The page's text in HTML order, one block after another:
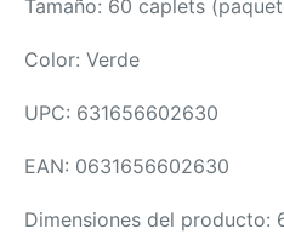
Tamaño: 60 caplets
Color: Verde
UPC: 631656602630
EAN: 0631656602630
Dimensiones del producto: